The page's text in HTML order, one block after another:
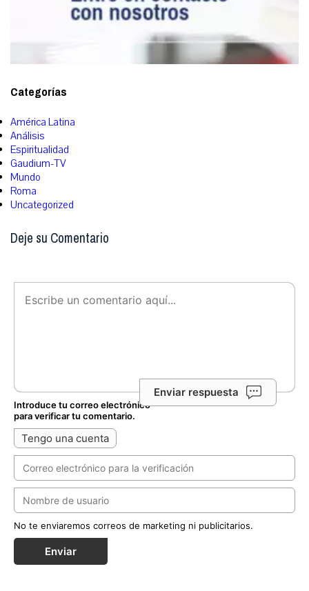
Categorías
América Latina
Análisis
Espiritualidad
Gaudium-TV
Mundo
Roma
Uncategorized
Deje su Comentario
Enviar respuesta
Introduce tu correo electrónico
para verificar tu comentario.
Tengo una cuenta
No te enviaremos correos de marketing ni publicitarios.
Enviar